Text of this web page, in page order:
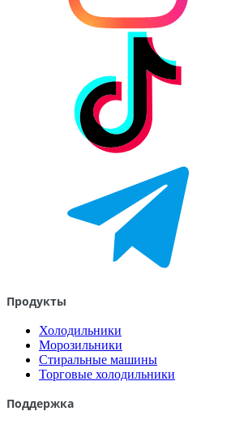
Продукты
Холодильники
Морозильники
Стиральные машины
Торговые холодильники
Поддержка